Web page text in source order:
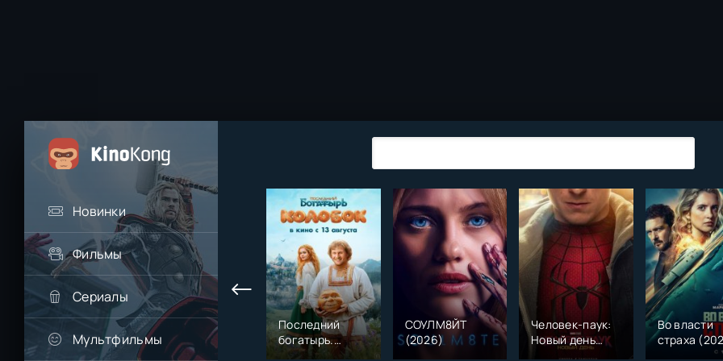
Новинки
Фильмы
Сериалы
Мультфильмы
Последний
богатырь.
Колобок (2026)
СОУЛМ8ЙТ
(2026)
Человек-паук:
Новый день
(2026)
Во власти
страха